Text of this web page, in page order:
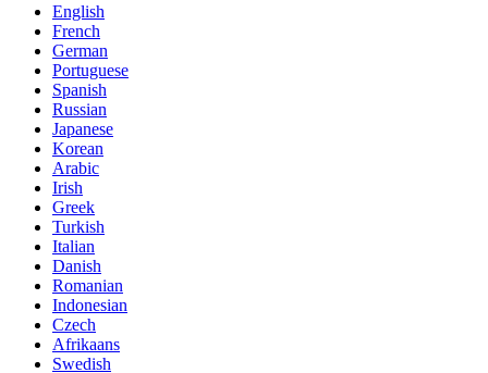
English
French
German
Portuguese
Spanish
Russian
Japanese
Korean
Arabic
Irish
Greek
Turkish
Italian
Danish
Romanian
Indonesian
Czech
Afrikaans
Swedish